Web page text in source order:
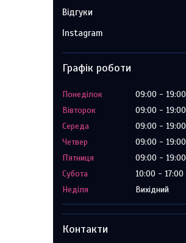
Відгуки
Instagram
Графік роботи
Понеділок 09:00
19:00
Вівторок
09:00
19:00
Середа
09:00
19:00
Четвер
09:00
19:00
Пʼятниця
09:00
19:00
Субота
10:00
17:00
Неділя
Вихідний
Контакти